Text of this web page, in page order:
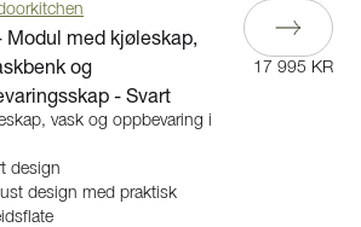
Modul med kjøleskap,
og
- Svart
vask og oppbevaring i
design
design med praktisk
17 995 KR